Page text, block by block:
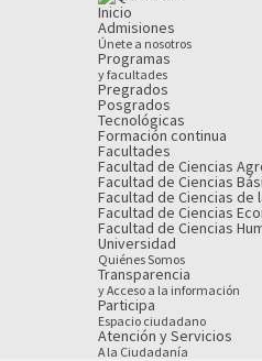
Inicio
Admisiones
Únete a nosotros
Programas
y facultades
Pregrados
Posgrados
Tecnológicas
Formación continua
Facultades
Facultad de Ciencias
Facultad de Ciencias
Facultad de Ciencias de
Facultad de Ciencias
Facultad de Ciencias
Universidad
Quiénes Somos
Transparencia
y Acceso a la información
Participa
Espacio ciudadano
Atención y Servicios
A la Ciudadanía